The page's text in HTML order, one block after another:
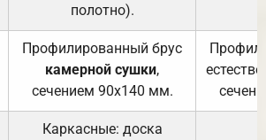
полотно).
Профилированный брус
камерной сушки,
сечением 90х140 мм.
Каркасные: доска